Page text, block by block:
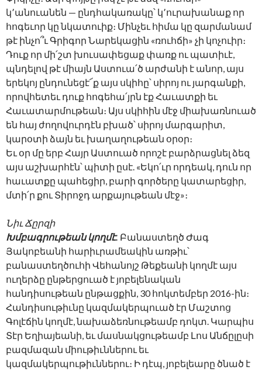
կ՚անուանեն — ընդհակառակը՝ կ՚ուրախանաք որ
հոգեւոր կը նկատուիք։ Մինչեւ հիմա կը զարմանամ
թէ ինչո՞ւ Գրիգոր Նարեկացին «ռուհճի» չի կոչուիր։
Դուք որ մի՛շտ խուսափեցաք փառք ու պատիւէ,
պնդելով թէ միայն Աստուա՛ծ արժանի է անոր, այս
երեկոյ ընդունեցէ՜ք այս սկիհը՝ սիրոյ ու յարգանքի,
որովհետեւ դուք հոգեհա՛յրն էք Հաւատքի եւ
Հաւատարմութեան։ Այս սկիհին մէջ միախառնուած
են հայ ժողովուրդէն բխած՝ սիրոյ մարգարիտ,
կարօտի ձայն եւ խաղաղութեան օրօր։
Եւ օր մը երբ Հայր Աստուած որոշէ բարձրացնել ձեզ
այս աշխարհէն՝ պիտի ըսէ. «Եկո՛ւր որդեակ, դուն որ
հաւատքը պահեցիր, բարի գործերը կատարեցիր,
մտի՛ր քու Տիրոջդ արքայութեան մէջ»։
Նիւ Ճըրզի
Խմբագրութեան կողմէ. Բանաստեղծ Ժագ
Յակոբեանի հարիւրամեակին առթիւ՝
բանաստեղծուհի Վեհանոյշ Թեքեանի կողմէ այս
ուղերձը ընթերցուած է յոբելենական
հանդիսութեան ընթացքին, 30 հոկտեմբեր 2016-ին։
Հանդիսութիւնը կազմակերպուած էր Մաշտոց
Գոլէճին կողմէ, նախաձեռնութեամբ դոկտ. Կարպիս
Տէր Եղիայեանի, եւ մասնակցութեամբ Լոս Անճըլըսի
բազմազան միութիւններու եւ
կազմակերպութիւններու։ Ի դէպ, յոբելեարը ծնած է